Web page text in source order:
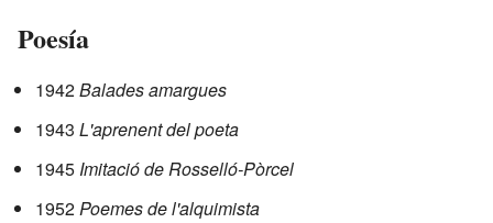
Poesía
1942Balades amargues
1943 L'aprenent del poeta
1945 Imitació de Rosselló-Pòrcel
1952Poemes de l'alquimista